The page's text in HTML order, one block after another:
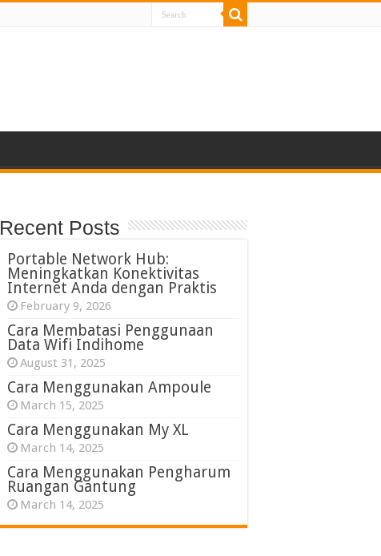
Recent Posts
Portable Network Hub:
Meningkatkan Konektivitas
Internet Anda dengan Praktis
February 9, 2026
Cara Membatasi Penggunaan
Data Wifi Indihome
August 31, 2025
Cara Menggunakan Ampoule
March 15, 2025
Cara Menggunakan My XL
March 14, 2025
Cara Menggunakan Pengharum
Ruangan Gantung
March 14, 2025